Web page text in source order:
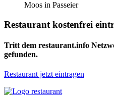
Moos in Passeier
Restaurant kostenfrei
Tritt dem restaurant.info
gefunden.
Restaurant jetzt eintragen